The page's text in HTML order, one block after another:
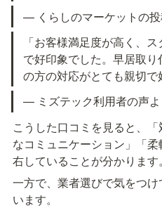
— くらしのマーケットの投
「お客様満足度が高く、
で好印象でした。早居取
の方の対応がとても親切で
— ミズテック利用者の声よ
こうした口コミを見ると、
なコミュニケーション」「
右していることが分かります。
一方で、業者選びで気をつ
います。